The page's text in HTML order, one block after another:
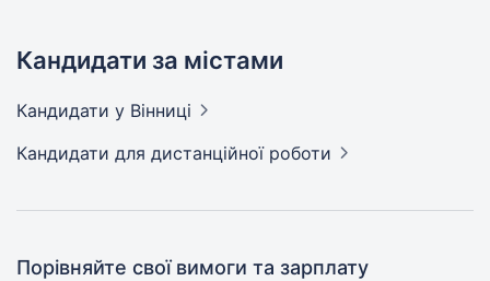
Кандидати за містами
Кандидати у Вінниці
Кандидати для дистанційної роботи
Порівняйте свої вимоги та зарплату